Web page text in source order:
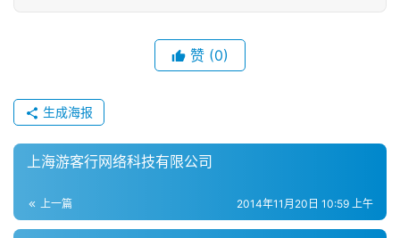
5
届
金
茶
奖
赞 (0)
生成海报
上海游客行网络科技有限公司
上一篇 2014年11月20日 10:59 上午